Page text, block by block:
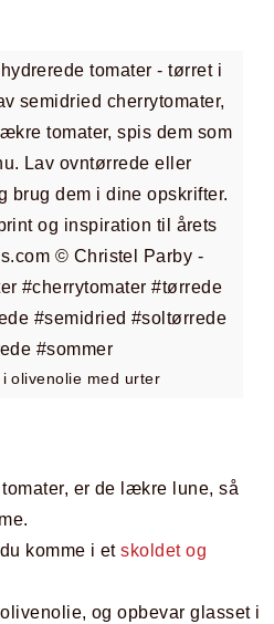
olivenolie med urter
er de lækre lune, så
komme i etskoldet og
og opbevar glasset i